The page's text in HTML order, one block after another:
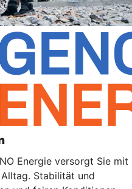
Energie versorgt Sie mit
Stabilität und